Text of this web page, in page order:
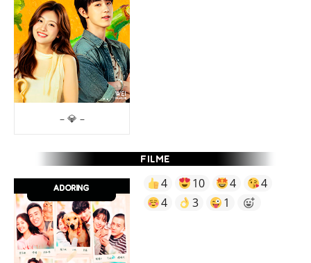
– 💎 –
4 10 4
4
4
3 1